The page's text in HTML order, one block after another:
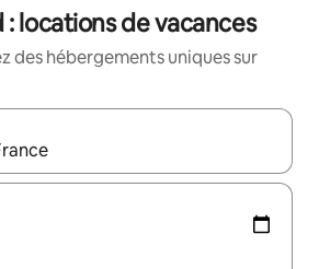
: locations de vacances
des hébergements uniques sur
s'affichent, utilisez les flèches vers le